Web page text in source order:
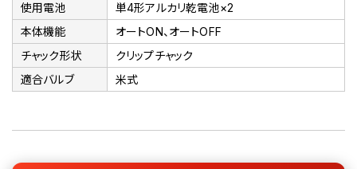
使用電池
単4形アルカリ乾電池×2
本体機能
オートON、オートOFF
チャック形状
クリップチャック
適合バルブ
米式